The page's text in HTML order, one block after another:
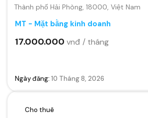
Thành phố Hải Phòng, 18000, Việt Nam
MT - Mặt bằng kinh doanh
17.000.000 vnđ / tháng
Ngày đăng: 10 Tháng 8, 2026
Cho thuê